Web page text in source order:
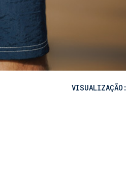
VISUALIZAÇÃO: